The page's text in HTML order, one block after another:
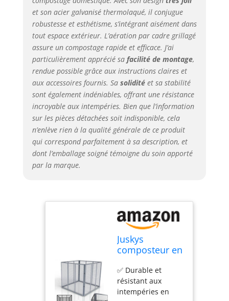
jardin ✅ Stable et
fiable par tous les
temps : Que ce soit
au printemps, en
été ou en automne
– ce composteur
reste solide et vous
aide à produire
votre engrais ✅
Deux tailles pour
tous les jardins :
Avec 450 ou 800
litres, il offre assez
d’espace pour vos
déchets
de compost
et son acier galvanisé thermolaqué, il conjugue
robustesse et esthétisme, s’intégrant aisément dans
tout espace extérieur. L’aération par cadre grillagé
assure un compostage rapide et efficace. J’ai
particulièrement apprécié sa facilité de montage,
rendue possible grâce aux instructions claires et
aux accessoires fournis. Sa soliditéet sa stabilité
sont également indéniables, offrant une résistance
incroyable aux intempéries. Bien que l’information
sur les pièces détachées soit indisponible, cela
n’enlève rien à la qualité générale de ce produit
qui correspond parfaitement à sa description, et
dont l’emballage soigné témoigne du soin apporté
par la marque.
Juskys
composteur en
Acier galvanisé
et
thermolaqué,
✅ Durable et
résistant aux
intempéries en